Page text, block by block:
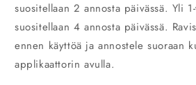
suositellaan 2 annosta päivässä. Yli
suositellaan 4 annosta päivässä.
ennen käyttöä ja annostele suoraan
applikaattorin avulla.